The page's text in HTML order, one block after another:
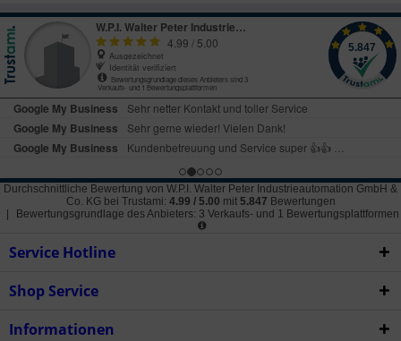
Durchschnittliche Bewertung von W.P.I. Walter Peter Industrieautomation GmbH &
Co. KG bei Trustami: 4.99 / 5.00 mit 5.847 Bewertungen
Bewertungsgrundlage des Anbieters: 3 Verkaufs- und 1 Bewertungsplattformen
Service Hotline
Shop Service
Informationen